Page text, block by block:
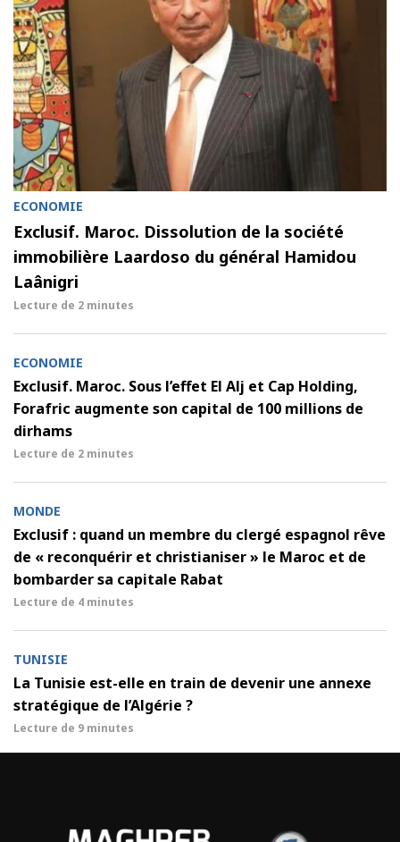
ECONOMIE
Exclusif. Maroc. Dissolution de la société
immobilière Laardoso du général Hamidou
Laânigri
Lecture de 2 minutes
ECONOMIE
Exclusif. Maroc. Sous l’effet El Alj et Cap Holding,
Forafric augmente son capital de 100 millions de
dirhams
Lecture de 2 minutes
MONDE
Exclusif : quand un membre du clergé espagnol rêve
de « reconquérir et christianiser » le Maroc et de
bombarder sa capitale Rabat
Lecture de 4 minutes
TUNISIE
La Tunisie est-elle en train de devenir une annexe
stratégique de l’Algérie ?
Lecture de 9 minutes